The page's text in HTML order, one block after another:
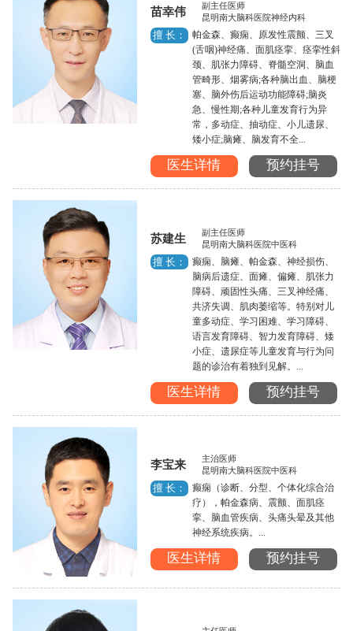
苗幸伟
副主任医师
昆明南大脑科医院神经内科
擅 长：
帕金森、癫痫、原发性震颤、三叉
(舌咽)神经痛、面肌痉挛、痉挛性斜
颈、肌张力障碍、脊髓空洞、脑血
管畸形、烟雾病;各种脑出血、脑梗
塞、脑外伤后运动功能障碍;脑炎
急、慢性期;各种儿童发育行为异
常，多动症、抽动症、小儿遗尿、
矮小症;脑瘫、脑发育不全...
医生详情 预约挂号
苏建生
副主任医师
昆明南大脑科医院中医科
擅 长：
癫痫、脑瘫、帕金森、神经损伤、
脑病后遗症、面瘫、偏瘫、肌张力
障碍、顽固性头痛、三叉神经痛、
共济失调、肌肉萎缩等。特别对儿
童多动症、学习困难、学习障碍、
语言发育障碍、智力发育障碍、矮
小症、遗尿症等儿童发育与行为问
题的诊治有着独到见解。...
医生详情 预约挂号
李宝来
主治医师
昆明南大脑科医院中医科
擅 长：
癫痫（诊断、分型、个体化综合治
疗），帕金森病、震颤、面肌痉
挛、脑血管疾病、头痛头晕及其他
神经系统疾病。...
医生详情 预约挂号